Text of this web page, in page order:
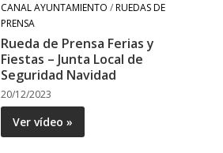
CANAL AYUNTAMIENTO /RUEDAS DE
PRENSA
Rueda de Prensa Ferias y
Fiestas – Junta Local de
Seguridad Navidad
20/12/2023
Ver vídeo »